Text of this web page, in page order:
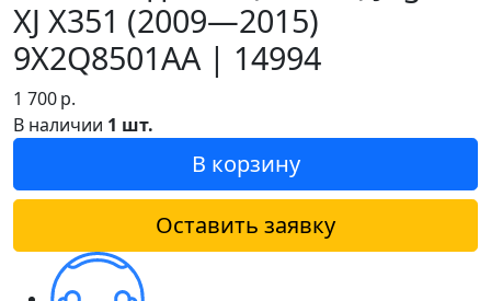
XJ X351 (2009—2015)
9X2Q8501AA | 14994
1 700р.
В наличии 1 шт.
В корзину
Оставить заявку